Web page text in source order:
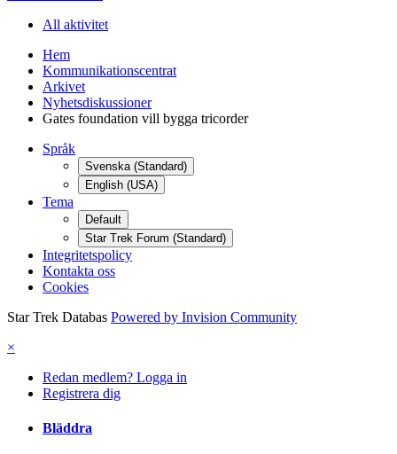
All aktivitet
Hem
Kommunikationscentrat
Arkivet
Nyhetsdiskussioner
Gates foundation vill bygga tricorder
Språk
Svenska (Standard)
English (USA)
Tema
Default
Star Trek Forum (Standard)
Integritetspolicy
Kontakta oss
Cookies
Star Trek Databas Powered by Invision Community
×
Redan medlem? Logga in
Registrera dig
Bläddra